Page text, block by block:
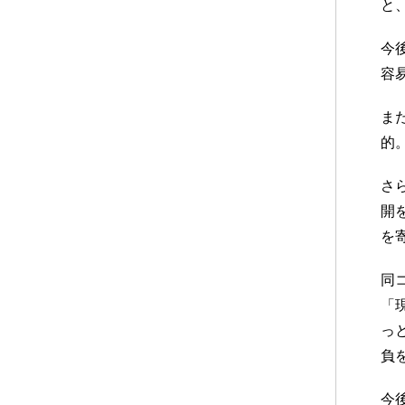
と
今
容
ま
的
さ
開
を
同
っ
負
今